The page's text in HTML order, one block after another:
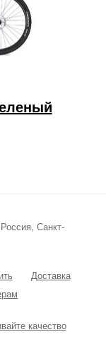
Санкт-
Доставка